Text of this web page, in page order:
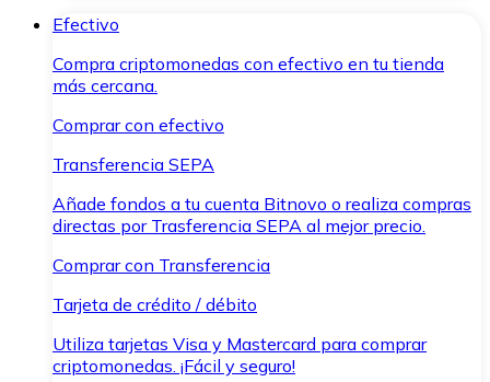
Efectivo
Compra criptomonedas con efectivo en tu tienda
más cercana.
Comprar con efectivo
Transferencia SEPA
Añade fondos a tu cuenta Bitnovo o realiza compras
directas por Trasferencia SEPA al mejor precio.
Comprar con Transferencia
Tarjeta de crédito / débito
Utiliza tarjetas Visa y Mastercard para comprar
criptomonedas. ¡Fácil y seguro!